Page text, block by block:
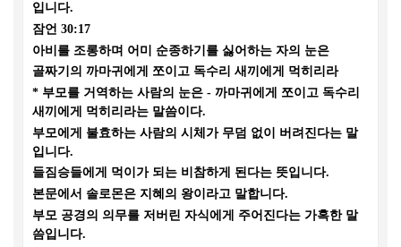
입니다.
잠언 30:17
아비를 조롱하며 어미 순종하기를 싫어하는 자의 눈은
골짜기의 까마귀에게 쪼이고 독수리 새끼에게 먹히리라
* 부모를 거역하는 사람의 눈은 - 까마귀에게 쪼이고 독수리
새끼에게 먹히리라는 말씀이다.
부모에게 불효하는 사람의 시체가 무덤 없이 버려진다는 말
입니다.
들짐승들에게 먹이가 되는 비참하게 된다는 뜻입니다.
본문에서 솔로몬은 지혜의 왕이라고 말합니다.
부모 공경의 의무를 저버린 자식에게 주어진다는 가혹한 말
씀입니다.